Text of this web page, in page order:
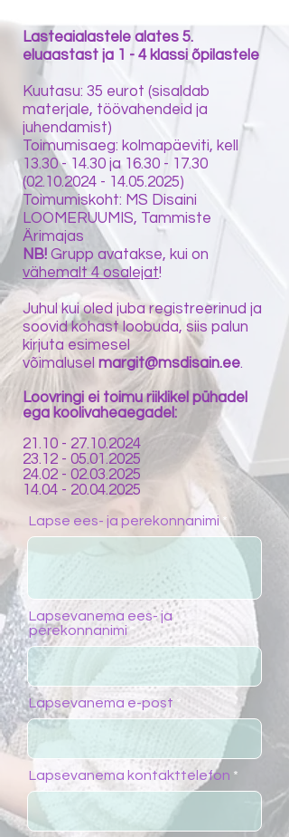
Lasteaialastele alates 5.
eluaastast ja 1 - 4 klassi õpilastele
Kuutasu: 35 eurot (sisaldab
materjale, töövahendeid ja
juhendamist)
Toimumisaeg: kolmapäeviti, kell
13.30 - 14.30 ja 16.30 - 17.30
(02.10.2024 - 14.05.2025)
Toimumiskoht: MS Disaini
LOOMERUUMIS, Tammiste
Ärimajas
NB! Grupp avatakse, kui on
vähemalt 4 osalejat!
Juhul kui oled juba registreerinud ja
soovid kohast loobuda, siis palun
kirjuta esimesel
võimalusel margit@msdisain.ee.
Loovringi ei toimu riiklikel pühadel
ega koolivaheaegadel:
21.10 - 27.10.2024
23.12 - 05.01.2025
24.02 - 02.03.2025
14.04 - 20.04.2025
Lapse ees- ja perekonnanimi
Lapsevanema ees- ja
perekonnanimi
Lapsevanema e-post
Lapsevanema kontakttelefon